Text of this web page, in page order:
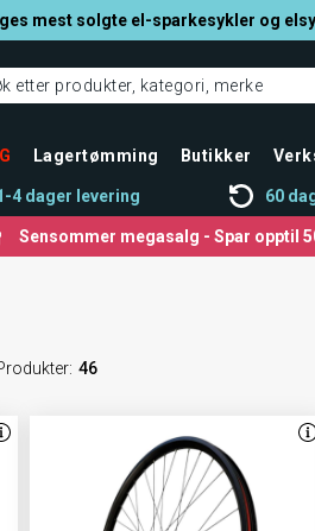
mest solgte el-sparkesykler og
Lagertømming Butikker
4 dager levering 60
Sensommer megasalg - Spar opptil
: 46